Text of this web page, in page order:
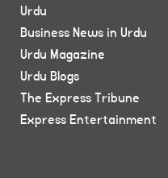
Urdu
Business News in Urdu
Urdu Magazine
Urdu Blogs
The Express Tribune
Express Entertainment